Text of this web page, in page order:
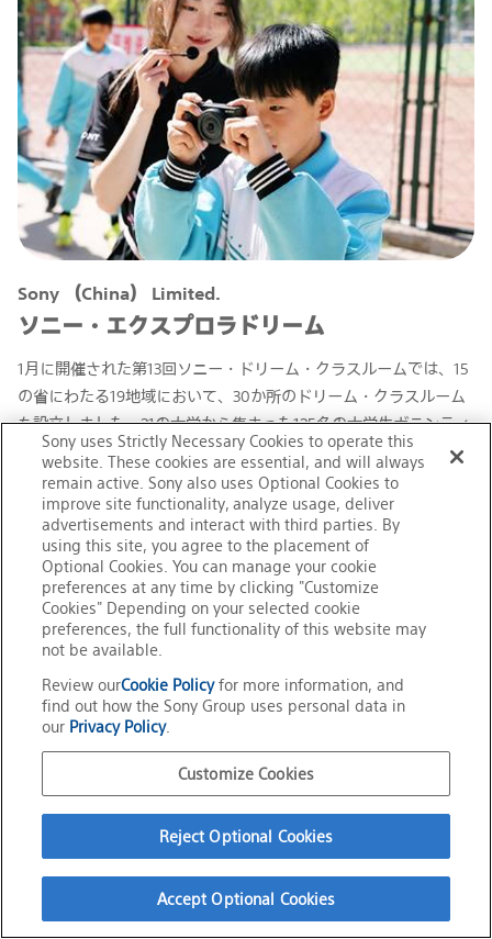
Sony （China） Limited.
ソニー・エクスプロラドリーム
1月に開催された第13回ソニー・ドリーム・クラスルームでは、15
の省にわたる19地域において、30か所のドリーム・クラスルーム
を設立しました。21の大学から集まった125名の大学生ボランティ
アが、合計1,865時間にわたり授業を実施し、地方の学生および教
職員6,861名に直接的な学習機会を提供しました。さらに、本プロ
ジェクトの取り組みは、200万人以上の大学生にまで影響を及ぼ
しました。
Sony uses Strictly Necessary Cookies to operate this
website. These cookies are essential, and will always
remain active. Sony also uses Optional Cookies to
improve site functionality, analyze usage, deliver
advertisements and interact with third parties. By
using this site, you agree to the placement of
Optional Cookies. You can manage your cookie
preferences at any time by clicking "Customize
Cookies" Depending on your selected cookie
preferences, the full functionality of this website may
not be available.
Review ourCookie Policyfor more information, and
find out how the Sony Group uses personal data in
our Privacy Policy.
Customize Cookies
Reject Optional Cookies
Accept Optional Cookies